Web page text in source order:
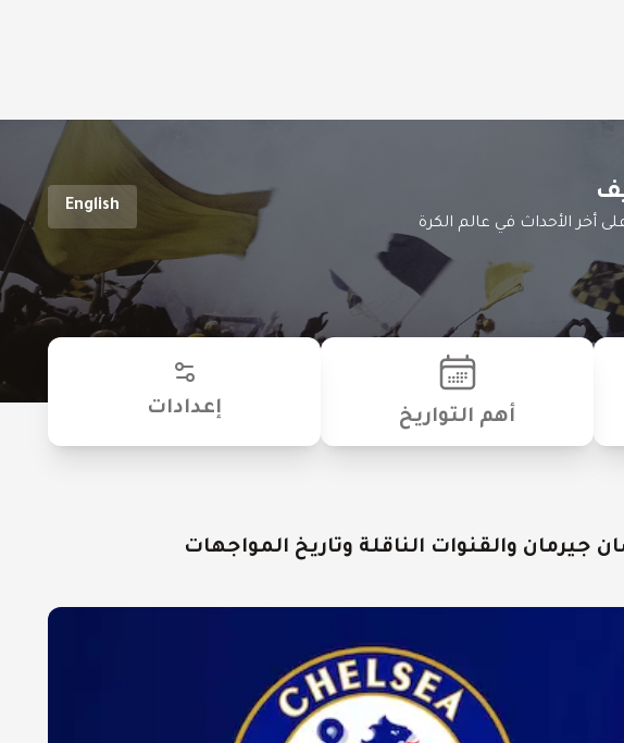
أخر الأحداث في عالم الكرة
English
أهم التواريخ إعدادات